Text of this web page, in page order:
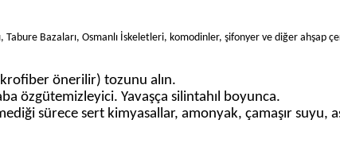
Tabure Bazaları, Osmanlı İskeletleri, komodinler, şifonyer ve diğer ahşap
önerilir) tozunu alın.
özgütemizleyici. Yavaşça silintahıl boyunca.
sürece sert kimyasallar, amonyak, çamaşır suyu,